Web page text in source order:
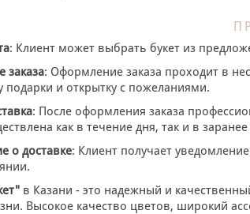
: Клиент может выбрать букет из
заказа: Оформление заказа проходит в
подарки и открытку с пожеланиями.
: После оформления заказа
как в течение дня, так и в
о доставке: Клиент получает
в Казани - это надежный и
Высокое качество цветов, широкий